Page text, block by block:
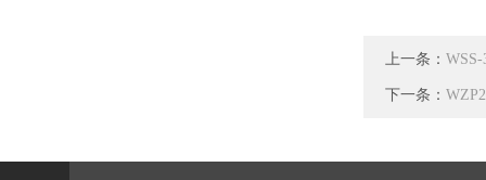
上一条：
下一条：